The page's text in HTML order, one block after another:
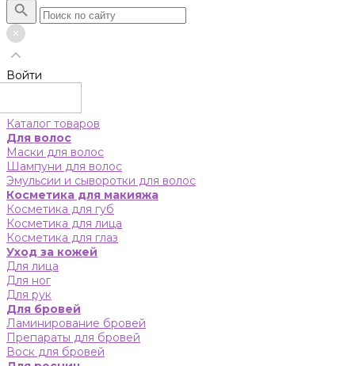
Войти
Каталог товаров
Для волос
Маски для волос
Шампуни для волос
Эмульсии и сыворотки для волос
Косметика для макияжа
Косметика для губ
Косметика для лица
Косметика для глаз
Уход за кожей
Для лица
Для ног
Для рук
Для бровей
Ламинирование бровей
Препараты для бровей
Воск для бровей